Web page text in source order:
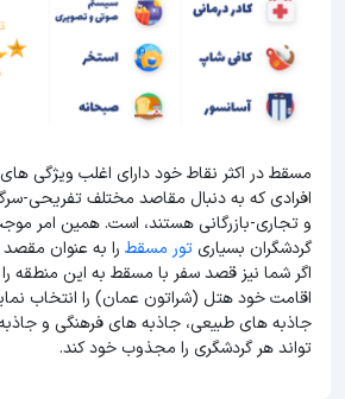
مسقط در اکثر نقاط خود دارای اغلب ویژگی
افرادی که به دنبال مقاصد مختلف تفریحی-
و تجاری-بازرگانی هستند، است. همین امر
گردشگران بسیاریتور مسقط را به عنوان
اگر شما نیز قصد سفر با مسقط به این منطقه را
اقامت خود هتل (شراتون عمان) را انتخاب
جاذبه های طبیعی، جاذبه های فرهنگی و
تواند هر گردشگری را مجذوب خود کند.